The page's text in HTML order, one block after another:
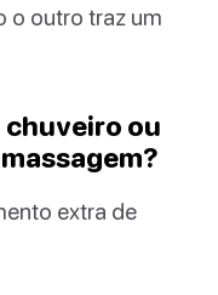
o outro traz um
chuveiro ou
extra de